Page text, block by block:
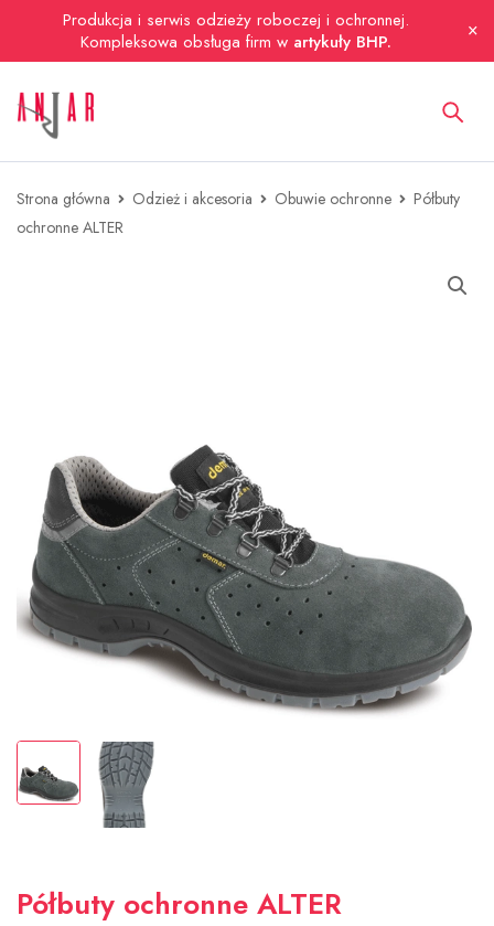
Produkcja i serwis odzieży roboczej i ochronnej.
Kompleksowa obsługa firm w artykuły BHP.
Strona główna Odzież i akcesoria Obuwie ochronne
Półbuty
ochronne ALTER
Półbuty ochronne ALTER